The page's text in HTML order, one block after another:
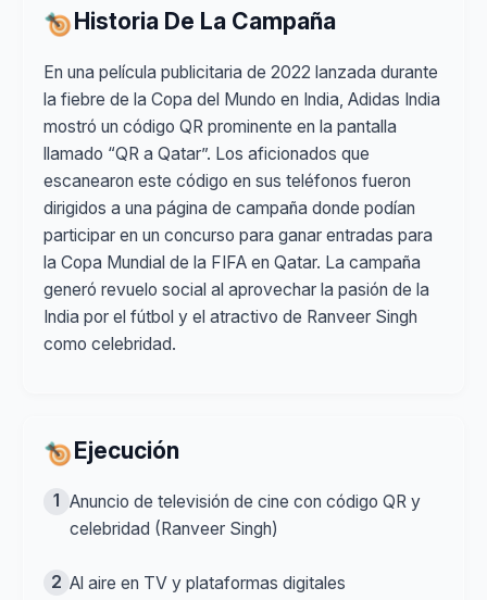
Historia De La Campaña
En una película publicitaria de 2022 lanzada durante
la fiebre de la Copa del Mundo en India, Adidas India
mostró un código QR prominente en la pantalla
llamado “QR a Qatar”. Los aficionados que
escanearon este código en sus teléfonos fueron
dirigidos a una página de campaña donde podían
participar en un concurso para ganar entradas para
la Copa Mundial de la FIFA en Qatar. La campaña
generó revuelo social al aprovechar la pasión de la
India por el fútbol y el atractivo de Ranveer Singh
como celebridad.
Ejecución
1
Anuncio de televisión de cine con código QR y
celebridad (Ranveer Singh)
2 Al aire en TV y plataformas digitales